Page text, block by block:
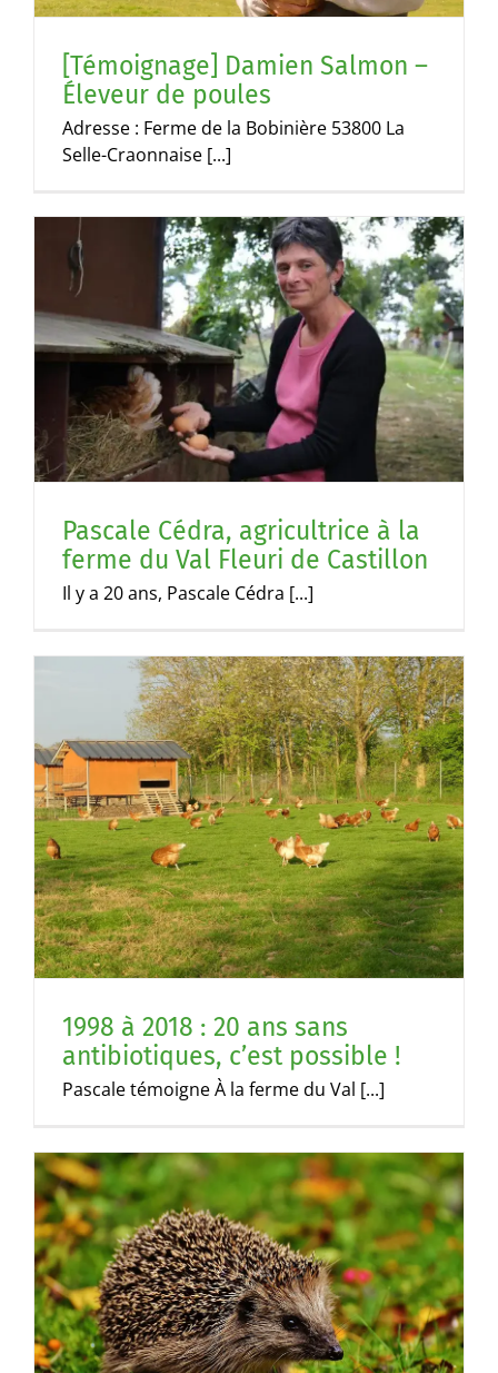
[Témoignage] Damien Salmon –
Éleveur de poules
Adresse : Ferme de la Bobinière 53800 La
Selle-Craonnaise [...]
Pascale Cédra, agricultrice à la
ferme du Val Fleuri de Castillon
Il y a 20 ans, Pascale Cédra [...]
1998 à 2018 : 20 ans sans
antibiotiques, c’est possible !
Pascale témoigne À la ferme du Val [...]